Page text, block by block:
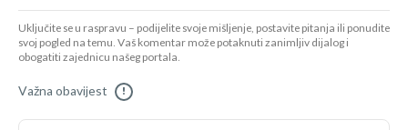
Uključite se u raspravu – podijelite svoje mišljenje, postavite pitanja ili ponudite
svoj pogled na temu. Vaš komentar može potaknuti zanimljiv dijalog i
obogatiti zajednicu našeg portala.
Važna obavijest !